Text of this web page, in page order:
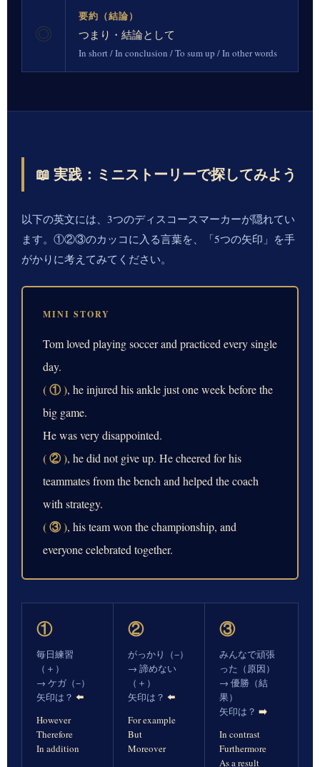
◎
要約（結論）
つまり・結論として
In short / In conclusion / To sum up / In other words
📖 実践：ミニストーリーで探してみよう
以下の英文には、3つのディスコースマーカーが隠れてい
ます。①②③のカッコに入る言葉を、「5つの矢印」を手
がかりに考えてみてください。
MINI STORY
Tom loved playing soccer and practiced every single
day.
( ① ), he injured his ankle just one week before the
big game.
He was very disappointed.
( ② ), he did not give up. He cheered for his
teammates from the bench and helped the coach
with strategy.
( ③ ), his team won the championship, and
everyone celebrated together.
①
毎日練習
（＋）
→ ケガ（−）
矢印は？ ⬅️
However
Therefore
In addition
②
がっかり（−）
→ 諦めない
（＋）
矢印は？ ⬅️
For example
But
Moreover
③
みんなで頑張
った（原因）
→ 優勝（結
果）
矢印は？ ➡️
In contrast
Furthermore
As a result